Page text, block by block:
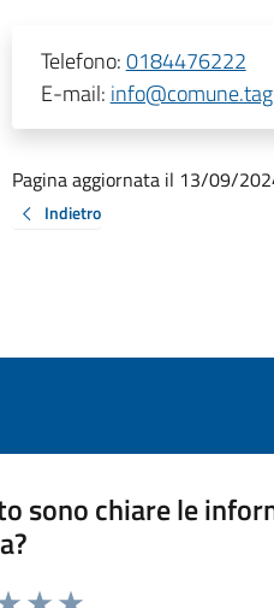
Telefono:0184476222
E-mail:
Pagina aggiornata il 13/09/
Indietro
sono chiare le
a 5 stelle la pagina